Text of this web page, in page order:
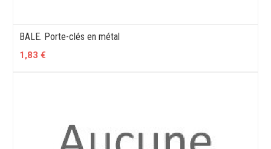
BALE. Porte-clés en métal
1,83 €